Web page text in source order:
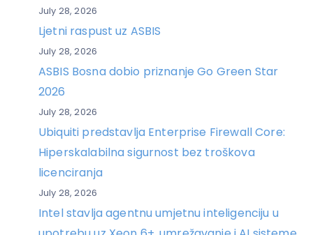
July 28, 2026
Ljetni raspust uz ASBIS
July 28, 2026
ASBIS Bosna dobio priznanje Go Green Star
2026
July 28, 2026
Ubiquiti predstavlja Enterprise Firewall Core:
Hiperskalabilna sigurnost bez troškova
licenciranja
July 28, 2026
Intel stavlja agentnu umjetnu inteligenciju u